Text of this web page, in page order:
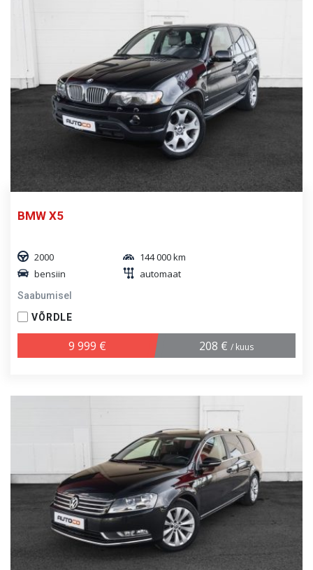
BMW X5
2000
144 000 km
bensiin
automaat
Saabumisel
VÕRDLE
9 999 € 208 € / kuus